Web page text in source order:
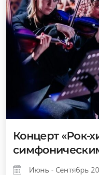
Концерт «Рок-
Июнь - Сентябрь